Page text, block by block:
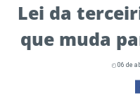
Lei da
que muda
06 de